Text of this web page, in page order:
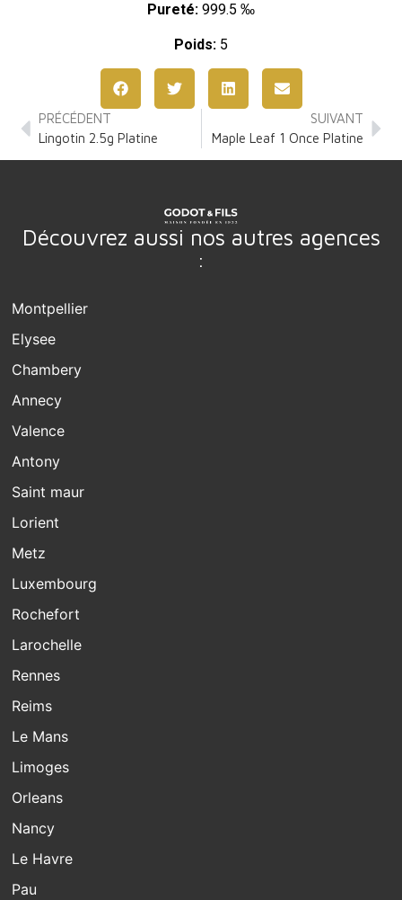
Pureté: 999.5 ‰
Poids: 5
PRÉCÉDENT
Lingotin 2.5g Platine
SUIVANT
Maple Leaf 1 Once Platine
Découvrez aussi nos autres agences
:
Montpellier
Elysee
Chambery
Annecy
Valence
Antony
Saint maur
Lorient
Metz
Luxembourg
Rochefort
Larochelle
Rennes
Reims
Le Mans
Limoges
Orleans
Nancy
Le Havre
Pau